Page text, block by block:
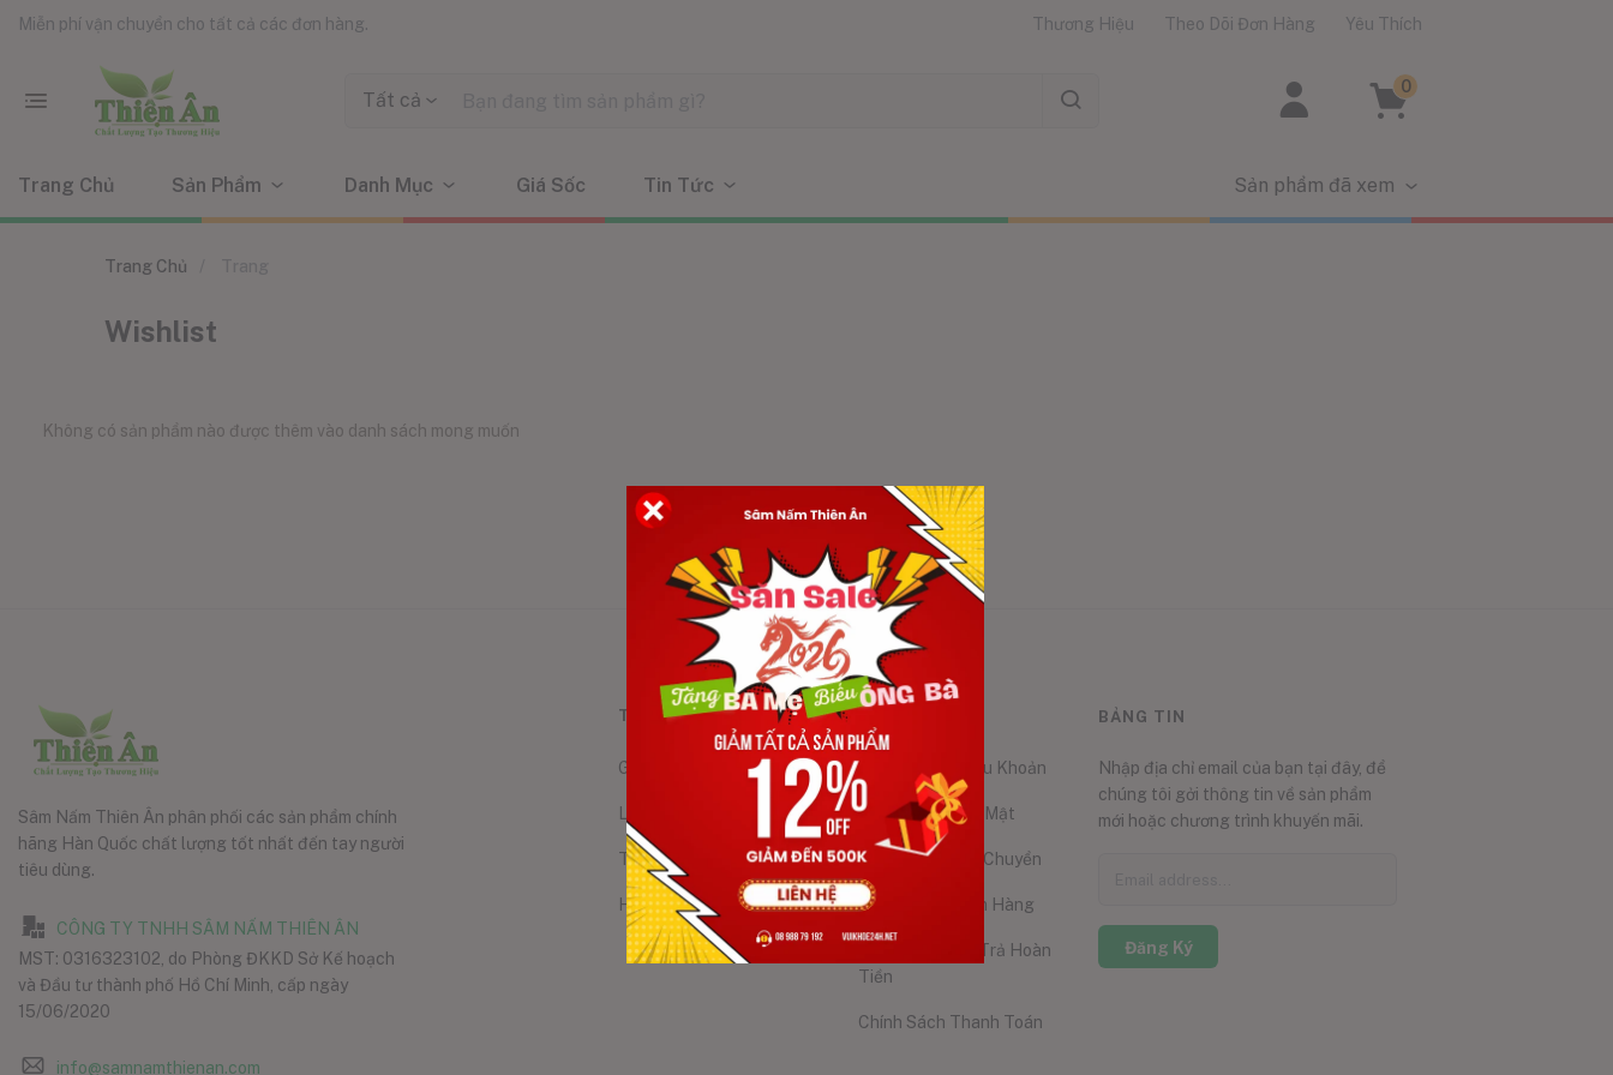
Miễn phí vận chuyển cho tất cả các đơn hàng. Thương Hiệu Theo Dõi Đơn Hàng Yêu Thích
Tất cả
0
Trang Chủ Sản Phẩm Danh Mục Giá Sốc Tin Tức Sản phẩm đã xem
Trang Chủ
Wishlist
Không có sản phẩm nào được thêm vào danh sách mong muốn
Sâm Nấm Thiên Ân phân phối các sản phẩm chính
hãng Hàn Quốc chất lượng tốt nhất đến tay người
tiêu dùng.
CÔNG TY TNHH SÂM NẤM THIÊN ÂN
MST: 0316323102, do Phòng ĐKKD Sở Kế hoạch
và Đầu tư thành phố Hồ Chí Minh, cấp ngày
15/06/2020
info@samnamthienan.com
THÔNG TIN
Giới Thiệu
Trợ Giúp
Hỏi & Đáp
Điều Kiện Và Điều Khoản
Chính Sách Bảo Mật
Chính Sách Vận Chuyển
Chính Sách Kiểm Hàng
Chính Sách Đổi Trả Hoàn
Tiền
Chính Sách Thanh Toán
BẢNG TIN
Nhập địa chỉ email của bạn tại đây, để
chúng tôi gởi thông tin về sản phẩm
mới hoặc chương trình khuyến mãi.
Đăng Ký